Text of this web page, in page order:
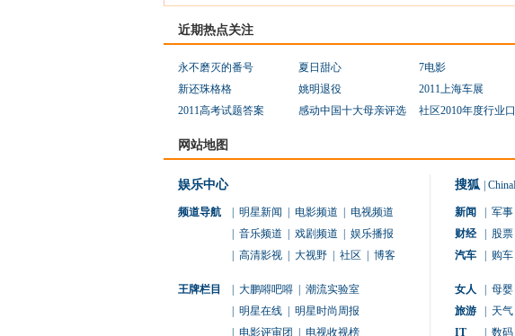
近期热点关注
永不磨灭的番号 夏日甜心 7电影
新还珠格格
姚明退役 2011上海车展
2011高考试题答案
感动中国十大母亲评选 社区2010年度行业
网站地图
娱乐中心
频道导航 明星新闻 电影频道
电视频道
音乐频道 戏剧频道
娱乐播报
高清影视 大视野 社区 博客
王牌栏目 大鹏嘚吧嘚
潮流实验室
明星在线
明星时尚周报
电影评审团 电视收视榜
搜狐
新闻 军事
财经
股票
汽车
购车
女人 母婴
旅游
天气
IT
数码